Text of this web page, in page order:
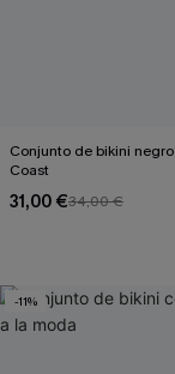
Conjunto de bikini
Coast
31,00 €34,00 €
-11%